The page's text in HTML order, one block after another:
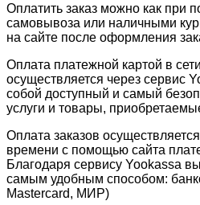
Оплатить заказ можно как при
самовывоза или наличными
на сайте после оформления
Оплата платежной картой в
осуществляется через сервис
собой доступный и самый
услуги и товары,
Оплата заказов
времени с помощью сайта
Благодаря сервису Yookassa
самым удобным способом:
Mastercard, МИР)